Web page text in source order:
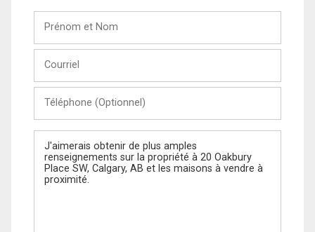
Nom
(Optionnel)
Message